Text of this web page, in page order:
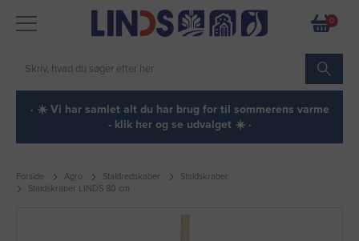
0
· ☀️ Vi har samlet alt du har brug for til sommerens varme
- klik her og se udvalget ☀️ ·
Forside Agro Staldredskaber
Staldskraber
Staldskraber LINDS 80 cm